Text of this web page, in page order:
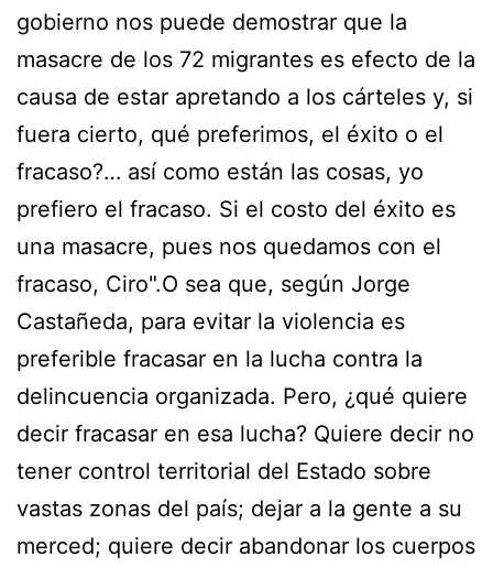
gobierno nos puede demostrar que la
masacre de los 72 migrantes es efecto de la
causa de estar apretando a los cárteles y, si
fuera cierto, qué preferimos, el éxito o el
fracaso?… así como están las cosas, yo
prefiero el fracaso. Si el costo del éxito es
una masacre, pues nos quedamos con el
fracaso, Ciro".O sea que, según Jorge
Castañeda, para evitar la violencia es
preferible fracasar en la lucha contra la
delincuencia organizada. Pero, ¿qué quiere
decir fracasar en esa lucha? Quiere decir no
tener control territorial del Estado sobre
vastas zonas del país; dejar a la gente a su
merced; quiere decir abandonar los cuerpos